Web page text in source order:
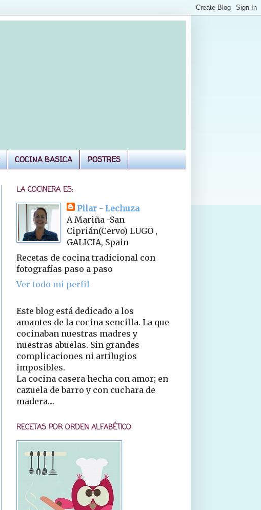
COCINA BASICA POSTRES
LA COCINERA ES:
Pilar - Lechuza
A Mariña -San
Ciprián(Cervo) LUGO ,
GALICIA, Spain
Recetas de cocina tradicional con
fotografías paso a paso
Ver todo mi perfil
Este blog está dedicado a los
amantes de la cocina sencilla. La que
cocinaban nuestras madres y
nuestras abuelas. Sin grandes
complicaciones ni artilugios
imposibles.
La cocina casera hecha con amor; en
cazuela de barro y con cuchara de
madera....
RECETAS POR ORDEN ALFABÉTICO